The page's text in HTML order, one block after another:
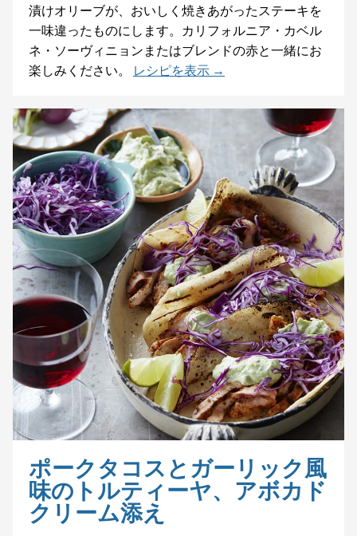
漬けオリーブが、おいしく焼きあがったステーキを
一味違ったものにします。カリフォルニア・カベル
ネ・ソーヴィニョンまたはブレンドの赤と一緒にお
楽しみください。
レシピを表示 →
ポークタコスとガーリック風
味のトルティーヤ、アボカド
クリーム添え